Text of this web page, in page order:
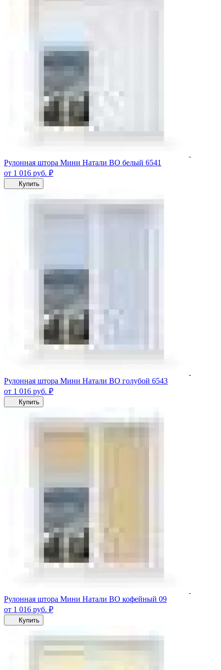
Рулонная штора Мини Натали ВО белый 6541
от 1 016 руб. ₽
Купить
Рулонная штора Мини Натали ВО голубой 6543
от 1 016 руб. ₽
Купить
Рулонная штора Мини Натали ВО кофейный 09
от 1 016 руб. ₽
Купить